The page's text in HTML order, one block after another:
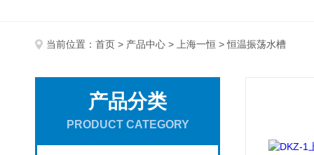
当前位置： 首页 > 产品中心 > 上海一恒 > 恒温振荡水槽
产品分类
PRODUCT CATEGORY